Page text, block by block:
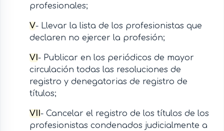
profesionales;
V- Llevar la lista de los profesionistas que
declaren no ejercer la profesión;
VI - Publicar en los periódicos de mayor
circulación todas las resoluciones de
registro y denegatorias de registro de
títulos;
VII - Cancelar el registro de los títulos de los
profesionistas condenados judicialmente a